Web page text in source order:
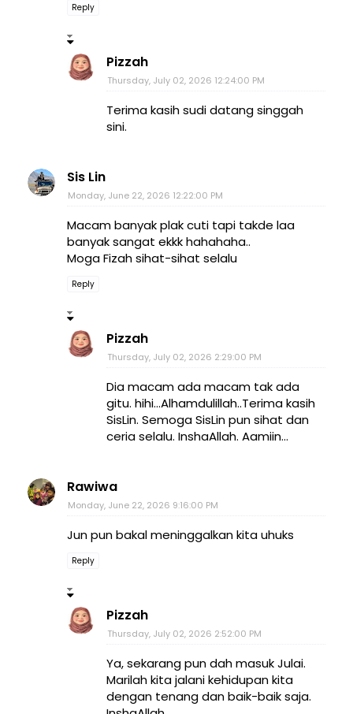
Reply
Pizzah
Thursday, July 02, 2026 12:24:00 PM
Terima kasih sudi datang singgah
sini.
Sis Lin
Monday, June 22, 2026 12:22:00 PM
Macam banyak plak cuti tapi takde laa
banyak sangat ekkk hahahaha..
Moga Fizah sihat-sihat selalu
Reply
Pizzah
Thursday, July 02, 2026 2:29:00 PM
Dia macam ada macam tak ada
gitu. hihi...Alhamdulillah..Terima kasih
SisLin. Semoga SisLin pun sihat dan
ceria selalu. InshaAllah. Aamiin...
Rawiwa
Monday, June 22, 2026 9:16:00 PM
Jun pun bakal meninggalkan kita uhuks
Reply
Pizzah
Thursday, July 02, 2026 2:52:00 PM
Ya, sekarang pun dah masuk Julai.
Marilah kita jalani kehidupan kita
dengan tenang dan baik-baik saja.